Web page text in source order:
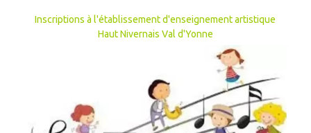
Inscriptions à l'établissement d'enseignement artistique
Haut Nivernais Val d'Yonne